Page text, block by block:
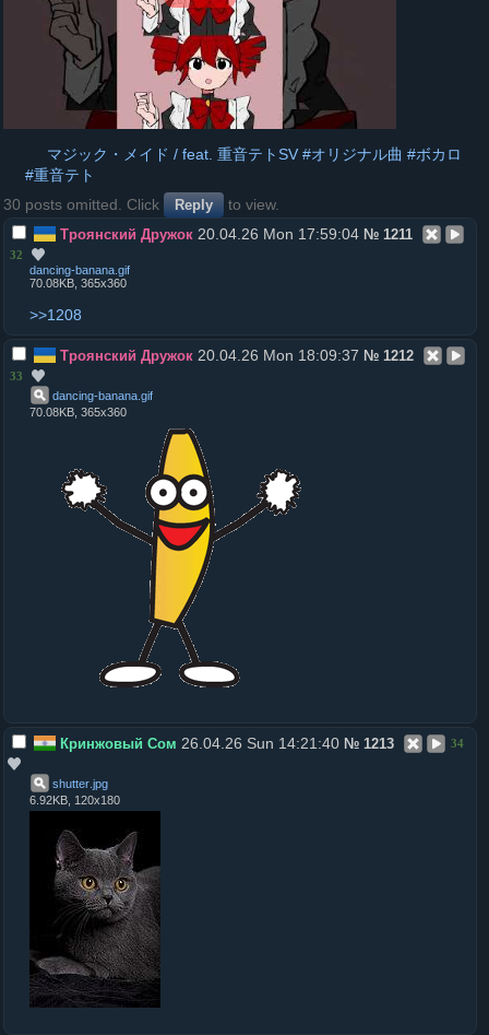
マジック・メイド / feat. 重音テトSV #オリジナル曲 #ボカロ
#重音テト
30 posts omitted. Click
Reply to view.
Троянский Дружок 20.04.26 Mon 17:59:04 № 1211
32
dancing-banana gif
70.08KB, 365x360
>>1208
Троянский Дружок 20.04.26 Mon 18:09:37 № 1212
33
dancing-banana gif
70.08KB, 365x360
Кринжовый Сом 26.04.26 Sun 14:21:40 № 1213 34
shutter jpg
6.92KB, 120x180